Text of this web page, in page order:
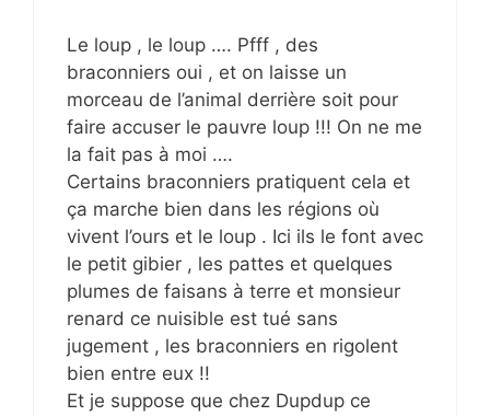
Le loup , le loup …. Pfff , des
braconniers oui , et on laisse un
morceau de l’animal derrière soit pour
faire accuser le pauvre loup !!! On ne me
la fait pas à moi ….
Certains braconniers pratiquent cela et
ça marche bien dans les régions où
vivent l’ours et le loup . Ici ils le font avec
le petit gibier , les pattes et quelques
plumes de faisans à terre et monsieur
renard ce nuisible est tué sans
jugement , les braconniers en rigolent
bien entre eux !!
Et je suppose que chez Dupdup ce